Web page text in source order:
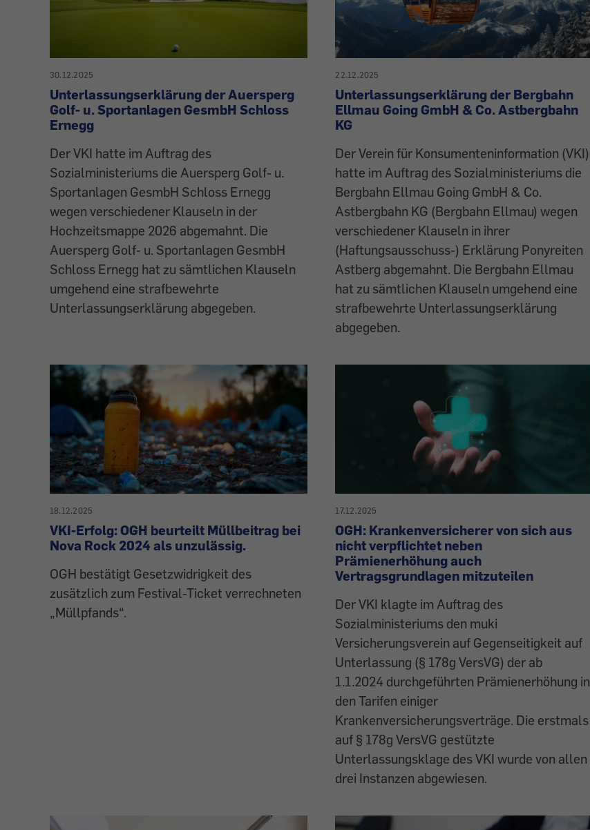
30.12.2025
Unterlassungserklärung der Auersperg
Golf- u. Sportanlagen GesmbH Schloss
Ernegg
Der VKI hatte im Auftrag des
Sozialministeriums die Auersperg Golf- u.
Sportanlagen GesmbH Schloss Ernegg
wegen verschiedener Klauseln in der
Hochzeitsmappe 2026 abgemahnt. Die
Auersperg Golf- u. Sportanlagen GesmbH
Schloss Ernegg hat zu sämtlichen Klauseln
umgehend eine strafbewehrte
Unterlassungserklärung abgegeben.
22.12.2025
Unterlassungserklärung der Bergbahn
Ellmau Going GmbH & Co. Astbergbahn
KG
Der Verein für Konsumenteninformation (VKI)
hatte im Auftrag des Sozialministeriums die
Bergbahn Ellmau Going GmbH & Co.
Astbergbahn KG (Bergbahn Ellmau) wegen
verschiedener Klauseln in ihrer
(Haftungsausschuss-) Erklärung Ponyreiten
Astberg abgemahnt. Die Bergbahn Ellmau
hat zu sämtlichen Klauseln umgehend eine
strafbewehrte Unterlassungserklärung
abgegeben.
18.12.2025
VKI-Erfolg: OGH beurteilt Müllbeitrag bei
Nova Rock 2024 als unzulässig.
OGH bestätigt Gesetzwidrigkeit des
zusätzlich zum Festival-Ticket verrechneten
„Müllpfands“.
17.12.2025
OGH: Krankenversicherer von sich aus
nicht verpflichtet neben
Prämienerhöhung auch
Vertragsgrundlagen mitzuteilen
Der VKI klagte im Auftrag des
Sozialministeriums den muki
Versicherungsverein auf Gegenseitigkeit auf
Unterlassung (§ 178g VersVG) der ab
1.1.2024 durchgeführten Prämienerhöhung in
den Tarifen einiger
Krankenversicherungsverträge. Die erstmals
auf § 178g VersVG gestützte
Unterlassungsklage des VKI wurde von allen
drei Instanzen abgewiesen.